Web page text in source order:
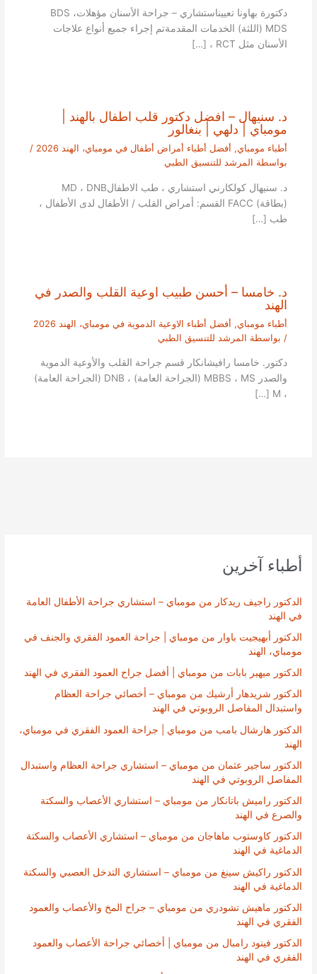
أطباء آخرين
الدكتور راجيف ريدكار من مومباي – استشاري جراحة الأطفال العامة
في الهند
الدكتور أبهيجيت باوار من مومباي | جراحة العمود الفقري والجنف في
مومباي، الهند
الدكتور ميهير بابات من مومباي | أفضل جراح العمود الفقري في الهند
الدكتور شريدهار أرشيك من مومباي – أخصائي جراحة العظام
واستبدال المفاصل الروبوتي في الهند
الدكتور هارشال بامب من مومباي | جراحة العمود الفقري في مومباي،
الهند
الدكتور ساجير عثمان من مومباي – استشاري جراحة العظام واستبدال
المفاصل الروبوتي في الهند
الدكتور راميش باتانكار من مومباي – استشاري الأعصاب والسكتة
والصرع في الهند
الدكتور كاوستوب ماهاجان من مومباي – استشاري الأعصاب والسكتة
الدماغية في الهند
الدكتور راكيش سينغ من مومباي – استشاري التدخل العصبي والسكتة
الدماغية في الهند
الدكتور ماهيش تشودري من مومباي – جراح المخ والأعصاب والعمود
الفقري في الهند
الدكتور فينود رامبال من مومباي | أخصائي جراحة الأعصاب والعمود
الفقري في الهند
دكتورة بهاونا تعييناستشاري – جراحة الأسنان مؤهلاتBDS ،
MDS (اللثة) الخدمات المقدمةتم إجراء جميع أنواع علاجات
الأسنان مثل RCT ، […]
د. سنيهال – افضل دكتور قلب اطفال بالهند |
مومباي | دلهي | بنغالور
أطباء مومباي, أفضل أطباء أمراض أطفال في مومباي، الهند 2026
/
بواسطة المرشد للتنسيق الطبي
د. سنيهال كولكارني استشاري ، طب الاطفالMD ، DNB
(بطاقة) FACC القسم: أمراض القلب / الأطفال لدى الأطفال ،
طب […]
د. خامسا – أحسن طبيب اوعية القلب والصدر في
الهند
أطباء مومباي, أفضل أطباء الاوعية الدموية في مومباي، الهند 2026
/ بواسطة المرشد للتنسيق الطبي
دكتور. خامسا رافيشانكار قسم جراحة القلب والأوعية الدموية
والصدر MBBS ، MS (الجراحة العامة) ، DNB (الجراحة العامة)
، M […]